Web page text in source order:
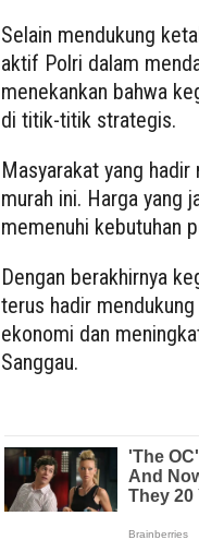
Selain mendukung
aktif Polri dalam
menekankan bahwa
di titik-titik strategis.
Masyarakat yang
murah ini. Harga yang
memenuhi kebutuhan
Dengan berakhirnya
terus hadir
ekonomi dan
Sanggau.